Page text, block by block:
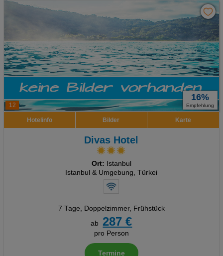
12
16%
Empfehlung
Hotelinfo Bilder Karte
Divas Hotel
Ort: Istanbul
Istanbul & Umgebung, Türkei
7 Tage, Doppelzimmer, Frühstück
ab
287 €
pro Person
Termine